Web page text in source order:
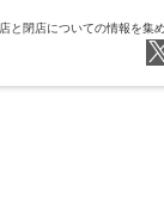
と閉店についての情報を集